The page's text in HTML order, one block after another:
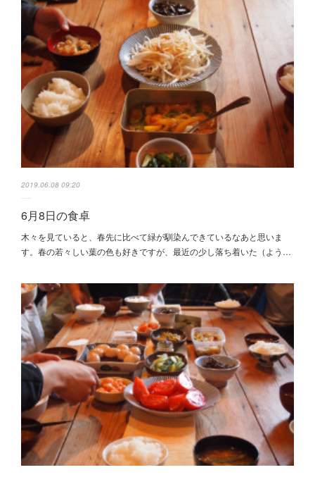
2019.06.08 09:20
6月8日の食卓
木々を見ていると、春先に比べて緑が馴染んできているなあと思いま
す。春の若々しい葉の色も好きですが、最近の少し落ち着いた（よう…